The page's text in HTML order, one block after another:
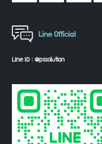
Line Official
Line ID : @pssolution